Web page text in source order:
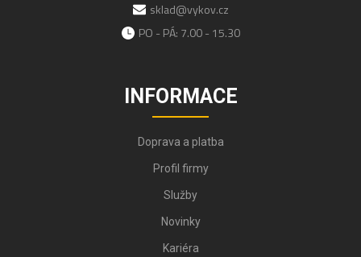
sklad@vykov.cz
PO - PÁ: 7.00 - 15.30
INFORMACE
Doprava a platba
Profil firmy
Služby
Novinky
Kariéra